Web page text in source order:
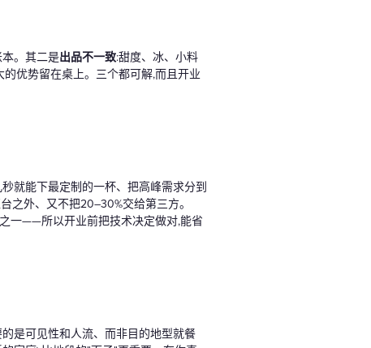
。其二是出品不一致:甜度、冰、小料
优势留在桌上。三个都可解,而且开业
就能下最定制的一杯、把高峰需求分到
之外、又不把20–30%交给第三方。
一——所以开业前把技术决定做对,能省
是可见性和人流、而非目的地型就餐